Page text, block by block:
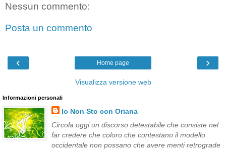
Nessun commento:
Posta un commento
‹ ›
Home page
Visualizza versione web
Informazioni personali
Io Non Sto con Oriana
Circola oggi un discorso detestabile che consiste nel
far credere che coloro che contestano il modello
occidentale non possano che avere menti retrograde